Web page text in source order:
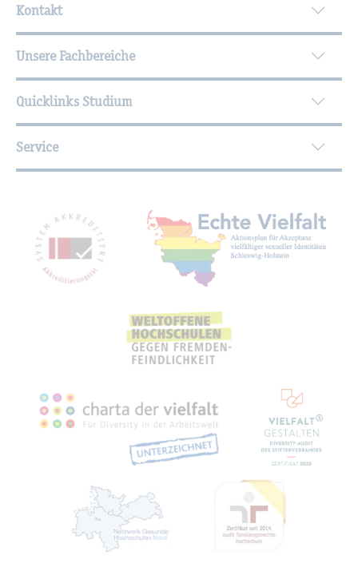
Kontakt
Unsere Fachbereiche
Quicklinks Studium
Service
Mit­glied­schaf­ten,